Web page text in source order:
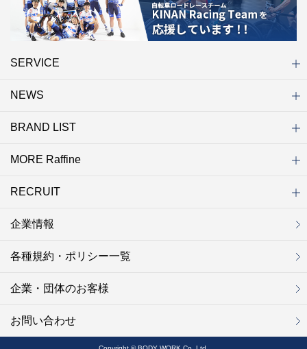
SERVICE
初めての方へ
店舗検索
キャンペーン
ラフィネ マルシェ（通販サイト）
WEB予約
よくある質問（Q&A）
サイトマップ
NEWS
ニュース一覧
お知らせ
オープン
クローズ
リニューアル
その他
BRAND LIST
ブランド一覧
ラフィネ
グランラフィネ
バダンバルー
ラフィネプリュス
プチラフィネ
整体ナチュラルボディ
トータルセラピー
フットデザイン
REFLE（リフレ）
Raffine TOKYO
ラフィネ ランニングスタイル
MORE Raffine
MORE Raffine
ラフィネのこだわり
ラフィネのひみつ
お得で便利なサービス
ラフィネギフト
ラフィネグループアスリート
RECRUIT
セラピスト採用
新卒採用
研修サイト
NOWON!!
企業情報
各種規約・ポリシー一覧
企業・団体のお客様
お問い合わせ